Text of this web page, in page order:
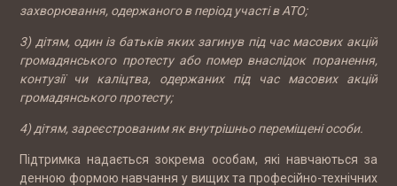
захворювання, одержаного в період участі в АТО;
3) дітям, один із батьків яких загинув під час масових акцій
громадянського протесту або помер внаслідок поранення,
контузії чи каліцтва, одержаних під час масових акцій
громадянського протесту;
4) дітям, зареєстрованим як внутрішньо переміщені особи.
Підтримка надається зокрема особам, які навчаються за
денною формою навчання у вищих та професійно-технічних